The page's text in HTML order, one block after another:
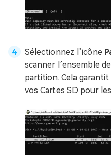
Sélectionnez l’icône
scanner l’ensemble
partition. Cela
vos Cartes SD pour